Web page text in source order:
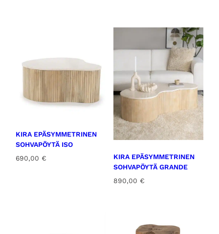
KIRA EPÄSYMMETRINEN
SOHVAPÖYTÄ ISO
690,00 €
KIRA EPÄSYMMETRINEN
SOHVAPÖYTÄ GRANDE
890,00 €